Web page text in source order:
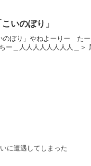
いのぼり」
のぼり」やねよーりー
＿人人人人人人人人＿＞
に遭遇してしまった